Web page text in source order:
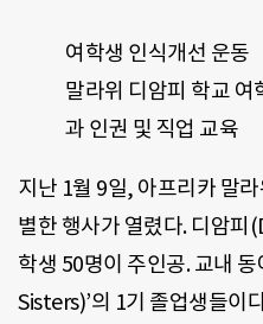
여학생 인식개선 운동
말라위 디암피 학교
과 인권 및 직업 교육
지난 1월 9일, 아프리카 말
별한 행사가 열렸다. 디암
학생 50명이 주인공. 교내
Sisters)’의 1기 졸업생들이